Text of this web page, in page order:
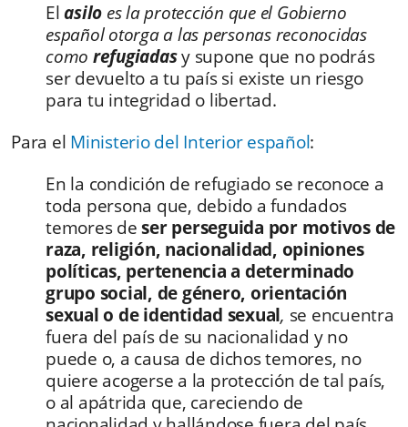
Elasilo es la protección que el Gobierno
español otorga a las personas reconocidas
como refugiadasy supone que no podrás
ser devuelto a tu país si existe un riesgo
para tu integridad o libertad.
Para el Ministerio del Interior español:
En la condición de refugiado se reconoce a
toda persona que, debido a fundados
temores deser perseguida por motivos de
raza, religión, nacionalidad, opiniones
políticas, pertenencia a determinado
grupo social, de género, orientación
sexual o de identidad sexual, se encuentra
fuera del país de su nacionalidad y no
puede o, a causa de dichos temores, no
quiere acogerse a la protección de tal país,
o al apátrida que, careciendo de